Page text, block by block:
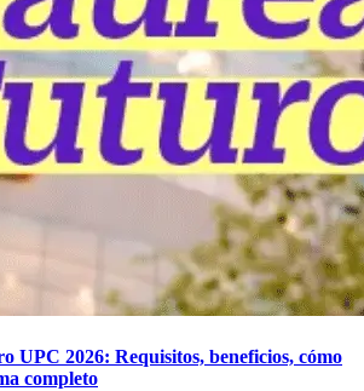
UPC 2026: Requisitos, beneficios, cómo
completo